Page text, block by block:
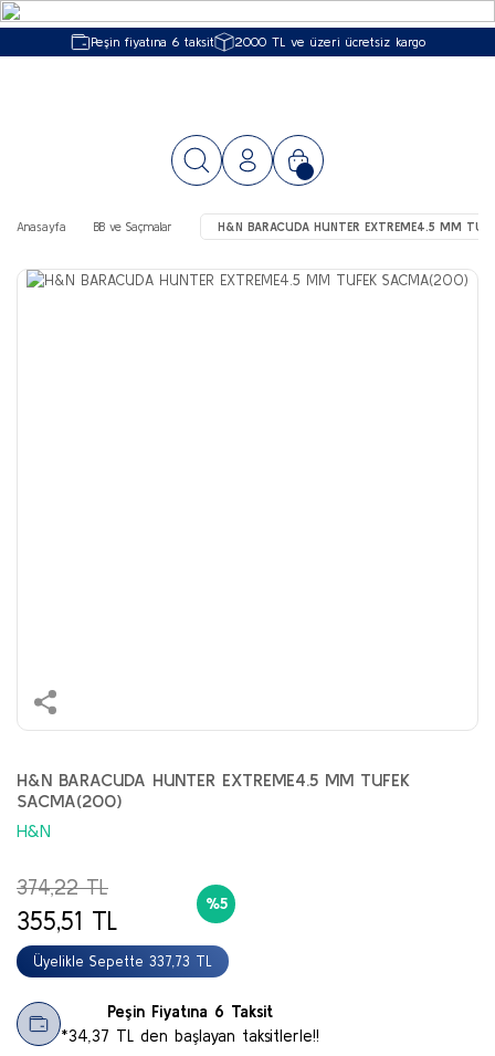
Peşin fiyatına 6 taksit 2000 TL ve üzeri ücretsiz kargo
Anasayfa BB ve Saçmalar H&N BARACUDA HUNTER EXTREME4.5 MM
H&N BARACUDA HUNTER EXTREME4.5 MM TUFEK
SACMA(200)
H&N
374,22 TL
355,51 TL
Üyelikle Sepette 337,73 TL
%5
Peşin Fiyatına 6 Taksit
*34,37 TL den başlayan taksitlerle!!